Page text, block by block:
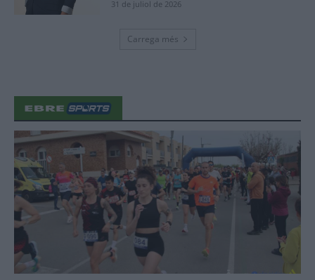
31 de juliol de 2026
Carrega més